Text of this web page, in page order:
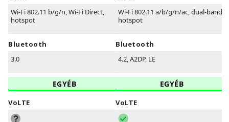
Wi-Fi 802.11 b/g/n, Wi-Fi Direct,
hotspot
Bluetooth
3.0
EGYÉB
VoLTE
Wi-Fi 802.11 a/b/g/n/ac, dual-band,
hotspot
Bluetooth
4.2, A2DP, LE
EGYÉB
VoLTE